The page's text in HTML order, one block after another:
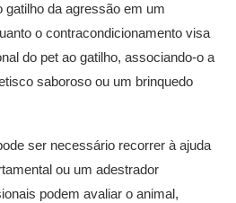
gatilho da agressão em um
o contracondicionamento visa
do pet ao gatilho, associando-o a
saboroso ou um brinquedo
ser necessário recorrer à ajuda
ou um adestrador
podem avaliar o animal,